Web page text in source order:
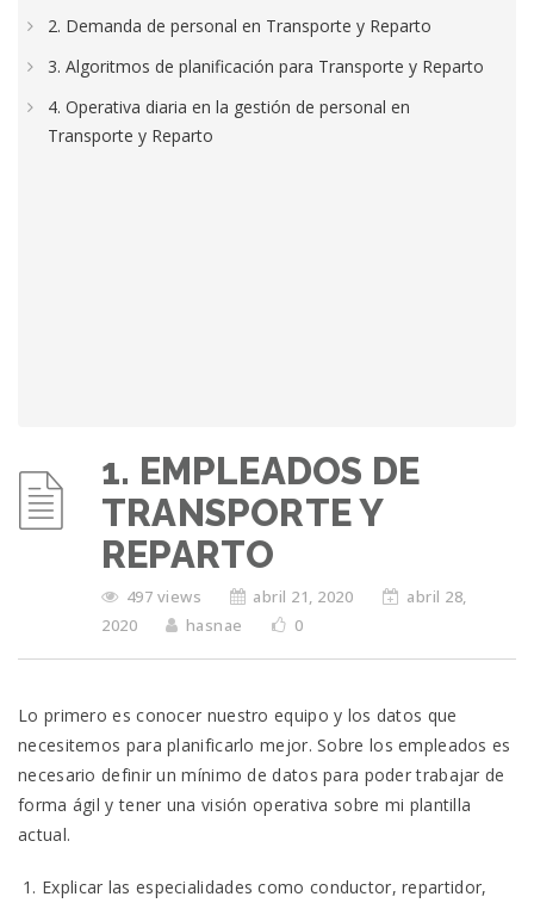
2. Demanda de personal en Transporte y Reparto
3. Algoritmos de planificación para Transporte y Reparto
4. Operativa diaria en la gestión de personal en
Transporte y Reparto
1. EMPLEADOS DE
TRANSPORTE Y
REPARTO
497 views abril 21, 2020
abril 28,
2020
hasnae 0
Lo primero es conocer nuestro equipo y los datos que
necesitemos para planificarlo mejor. Sobre los empleados es
necesario definir un mínimo de datos para poder trabajar de
forma ágil y tener una visión operativa sobre mi plantilla
actual.
Explicar las especialidades como conductor, repartidor,